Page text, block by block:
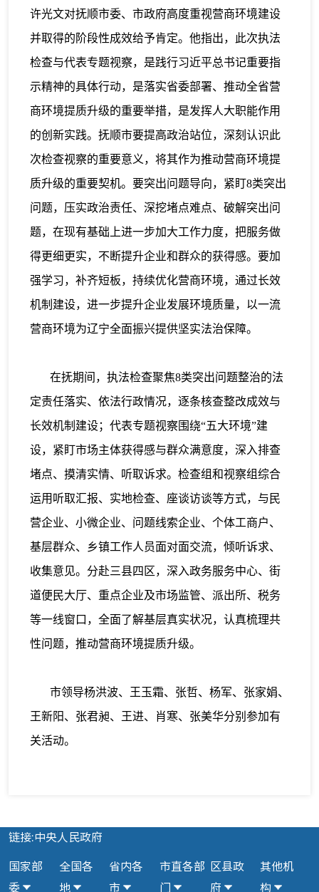
许光文对抚顺市委、市政府高度重视营商环境建设
并取得的阶段性成效给予肯定。他指出，此次执法
检查与代表专题视察，是践行习近平总书记重要指
示精神的具体行动，是落实省委部署、推动全省营
商环境提质升级的重要举措，是发挥人大职能作用
的创新实践。抚顺市要提高政治站位，深刻认识此
次检查视察的重要意义，将其作为推动营商环境提
质升级的重要契机。要突出问题导向，紧盯8类突出
问题，压实政治责任、深挖堵点难点、破解突出问
题，在现有基础上进一步加大工作力度，把服务做
得更细更实，不断提升企业和群众的获得感。要加
强学习，补齐短板，持续优化营商环境，通过长效
机制建设，进一步提升企业发展环境质量，以一流
营商环境为辽宁全面振兴提供坚实法治保障。
在抚期间，执法检查聚焦8类突出问题整治的法
定责任落实、依法行政情况，逐条核查整改成效与
长效机制建设；代表专题视察围绕“五大环境”建
设，紧盯市场主体获得感与群众满意度，深入排查
堵点、摸清实情、听取诉求。检查组和视察组综合
运用听取汇报、实地检查、座谈访谈等方式，与民
营企业、小微企业、问题线索企业、个体工商户、
基层群众、乡镇工作人员面对面交流，倾听诉求、
收集意见。分赴三县四区，深入政务服务中心、街
道便民大厅、重点企业及市场监管、派出所、税务
等一线窗口，全面了解基层真实状况，认真梳理共
性问题，推动营商环境提质升级。
市领导杨洪波、王玉霜、张哲、杨军、张家娟、
王新阳、张君昶、王进、肖寒、张美华分别参加有
关活动。
链接:中央人民政府
国家部
委
全国各
地
省内各
市
市直各部
门
区县政
府
其他机
构